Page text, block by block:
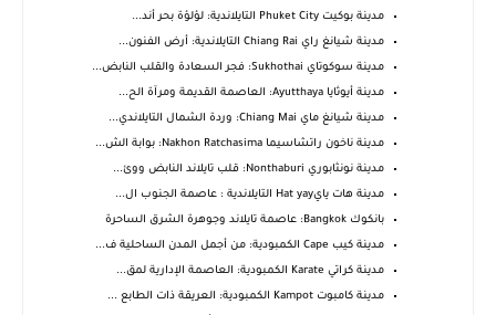
مدينة بوكيت Phuket City التايلاندية: لؤلؤة بحر أند...
مدينة شيانغ راي Chiang Rai التايلاندية: أرض الفنون...
مدينة سوكوتاي Sukhothai: فجر السعادة والقلب النابض...
مدينة أيوثايا Ayutthaya: العاصمة القديمة ومرآة الح...
مدينة شيانغ ماي Chiang Mai: وردة الشمال التايلاندي...
مدينة ناخون راتشاسيما Nakhon Ratchasima: بوابة الش...
مدينة نونثابوري Nonthaburi: قلب تايلاند النابض ووئ...
مدينة هات يايHat yay التايلاندية : عاصمة الجنوب ال...
بانكوك Bangkok: عاصمة تايلاند وجوهرة الشرق الساحرة
مدينة كيب Cape الكمبودية: من أجمل المدن الساحلية ف...
مدينة كراتي Karate الكمبودية: العاصمة الإدارية لمق...
مدينة كامبوت Kampot الكمبودية: العريقة ذات الطابع ...